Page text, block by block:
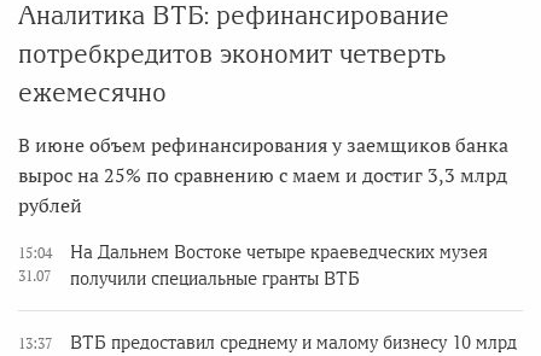
Аналитика ВТБ: рефинансирование
потребкредитов экономит четверть
ежемесячно
В июне объем рефинансирования у заемщиков банка
вырос на 25% по сравнению с маем и достиг 3,3 млрд
рублей
15:04
31.07
На Дальнем Востоке четыре краеведческих музея
получили специальные гранты ВТБ
13:37
ВТБ предоставил среднему и малому бизнесу 10 млрд